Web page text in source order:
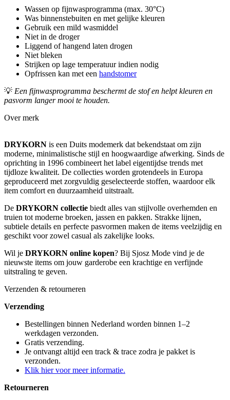
Wassen op fijnwasprogramma (max. 30°C)
Was binnenstebuiten en met gelijke kleuren
Gebruik een mild wasmiddel
Niet in de droger
Liggend of hangend laten drogen
Niet bleken
Strijken op lage temperatuur indien nodig
Opfrissen kan met een handstomer
💡 Een fijnwasprogramma beschermt de stof en helpt kleuren en
pasvorm langer mooi te houden.
Over merk
DRYKORN is een Duits modemerk dat bekendstaat om zijn
moderne, minimalistische stijl en hoogwaardige afwerking. Sinds de
oprichting in 1996 combineert het label eigentijdse trends met
tijdloze kwaliteit. De collecties worden grotendeels in Europa
geproduceerd met zorgvuldig geselecteerde stoffen, waardoor elk
item comfort en duurzaamheid uitstraalt.
De DRYKORN collectie biedt alles van stijlvolle overhemden en
truien tot moderne broeken, jassen en pakken. Strakke lijnen,
subtiele details en perfecte pasvormen maken de items veelzijdig en
geschikt voor zowel casual als zakelijke looks.
Wil je DRYKORN online kopen? Bij Sjosz Mode vind je de
nieuwste items om jouw garderobe een krachtige en verfijnde
uitstraling te geven.
Verzenden & retourneren
Verzending
Bestellingen binnen Nederland worden binnen 1–2
werkdagen verzonden.
Gratis verzending.
Je ontvangt altijd een track & trace zodra je pakket is
verzonden.
Klik hier voor meer informatie.
Retourneren